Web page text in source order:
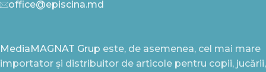
office@episcina.md
MediaMAGNAT Grup este, de asemenea, cel mai mare
importator și distribuitor de articole pentru copii, jucării,